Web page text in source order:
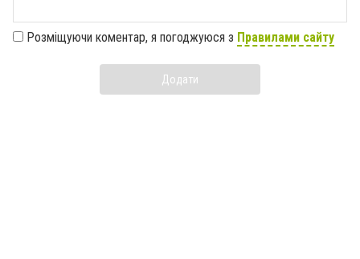
Розміщуючи коментар, я погоджуюся з Правилами сайту
Додати